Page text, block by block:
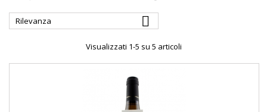
Rilevanza 
Visualizzati 1-5 su 5 articoli